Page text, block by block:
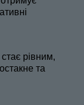
рівним,
та